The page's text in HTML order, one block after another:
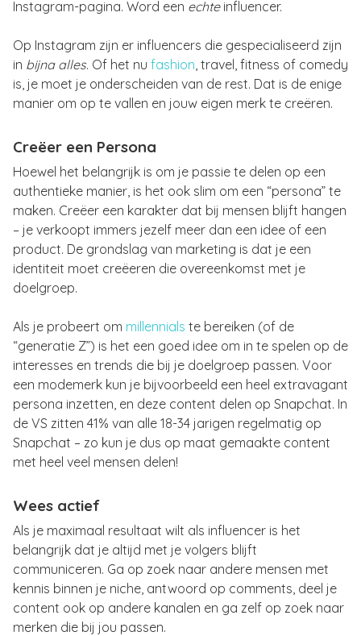
Instagram-pagina. Word een echteinfluencer.
Op Instagram zijn er influencers die gespecialiseerd zijn
in bijna alles. Of het nu fashion, travel, fitness of comedy
is, je moet je onderscheiden van de rest. Dat is de enige
manier om op te vallen en jouw eigen merk te creëren.
Creëer een Persona
Hoewel het belangrijk is om je passie te delen op een
authentieke manier, is het ook slim om een “persona” te
maken. Creëer een karakter dat bij mensen blijft hangen
– je verkoopt immers jezelf meer dan een idee of een
product. De grondslag van marketing is dat je een
identiteit moet creëeren die overeenkomst met je
doelgroep.
Als je probeert om millennials te bereiken (of de
“generatie Z”) is het een goed idee om in te spelen op de
interesses en trends die bij je doelgroep passen. Voor
een modemerk kun je bijvoorbeeld een heel extravagant
persona inzetten, en deze content delen op Snapchat. In
de VS zitten 41% van alle 18-34 jarigen regelmatig op
Snapchat – zo kun je dus op maat gemaakte content
met heel veel mensen delen!
Wees actief
Als je maximaal resultaat wilt als influencer is het
belangrijk dat je altijd met je volgers blijft
communiceren. Ga op zoek naar andere mensen met
kennis binnen je niche, antwoord op comments, deel je
content ook op andere kanalen en ga zelf op zoek naar
merken die bij jou passen.